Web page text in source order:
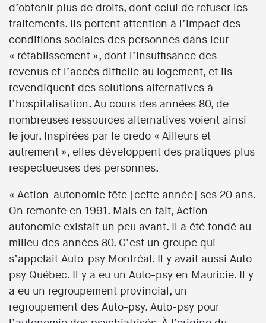
d’obtenir plus de droits, dont celui de refuser les
traitements. Ils portent attention à l’impact des
conditions sociales des personnes dans leur
« rétablissement », dont l’insuffisance des
revenus et l’accès difficile au logement, et ils
revendiquent des solutions alternatives à
l’hospitalisation. Au cours des années 80, de
nombreuses ressources alternatives voient ainsi
le jour. Inspirées par le credo « Ailleurs et
autrement », elles développent des pratiques plus
respectueuses des personnes.
« Action-autonomie fête [cette année] ses 20 ans.
On remonte en 1991. Mais en fait, Action-
autonomie existait un peu avant. Il a été fondé au
milieu des années 80. C’est un groupe qui
s’appelait Auto-psy Montréal. Il y avait aussi Auto-
psy Québec. Il y a eu un Auto-psy en Mauricie. Il y
a eu un regroupement provincial, un
regroupement des Auto-psy. Auto-psy pour